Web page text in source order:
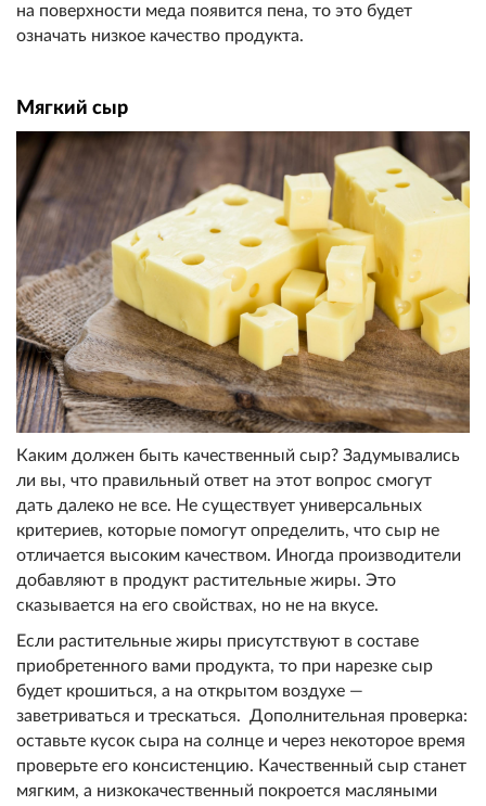
на поверхности меда появится пена, то это будет
означать низкое качество продукта.
Мягкий сыр
Каким должен быть качественный сыр? Задумывались
ли вы, что правильный ответ на этот вопрос смогут
дать далеко не все. Не существует универсальных
критериев, которые помогут определить, что сыр не
отличается высоким качеством. Иногда производители
добавляют в продукт растительные жиры. Это
сказывается на его свойствах, но не на вкусе.
Если растительные жиры присутствуют в составе
приобретенного вами продукта, то при нарезке сыр
будет крошиться, а на открытом воздухе —
заветриваться и трескаться. Дополнительная проверка:
оставьте кусок сыра на солнце и через некоторое время
проверьте его консистенцию. Качественный сыр станет
мягким, а низкокачественный покроется масляными